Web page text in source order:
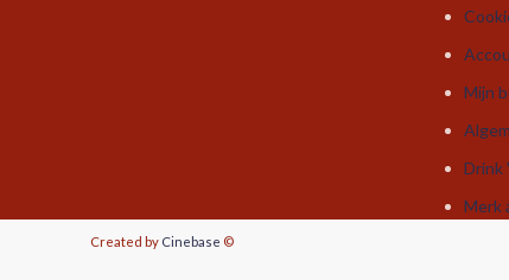
Mijn
Drink
Merk
Created by Cinebase ©